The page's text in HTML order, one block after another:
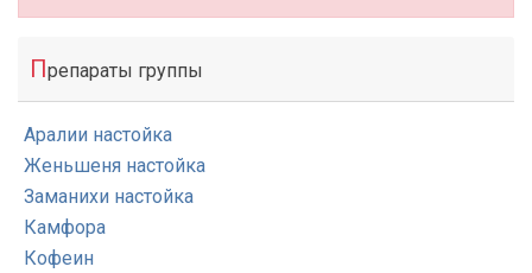
Препараты группы
Аралии настойка
Женьшеня настойка
Заманихи настойка
Камфора
Кофеин